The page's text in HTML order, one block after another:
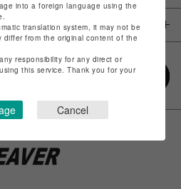
into a foreign language using the
translation system, it may not be
differ from the original content of the
responsibility for any direct or
this service. Thank you for your
Cancel